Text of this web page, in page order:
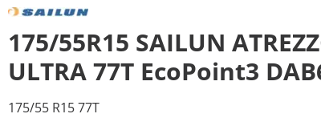
175/55R15 SAILUN
ULTRA 77T EcoPoint3
175/55 R15 77T